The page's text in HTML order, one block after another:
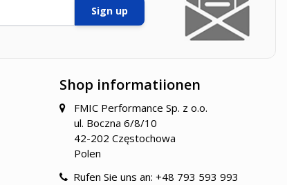
Sign up
Shop informatiionen
FMIC Performance Sp. z o.o.
ul. Boczna 6/8/10
42-202 Częstochowa
Polen
Rufen Sie uns an: +48 793 593 993